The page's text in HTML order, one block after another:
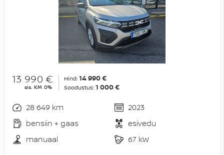
13 990 €
sis. KM 0%
Hind: 14 990 €
Soodustus: 1 000 €
28 649 km
2023
bensiin + gaas
esivedu
manuaal
67 kW